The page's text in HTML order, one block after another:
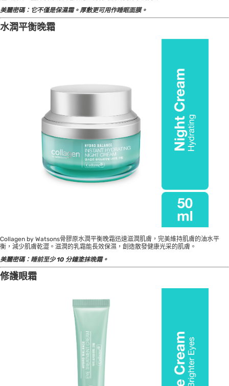
美麗密碼：它不僅是保濕霜。厚敷更可用作睡眠面膜。
水潤平衡晚霜
Collagen by Watsons骨膠原水潤平衡晚霜迅速滋潤肌膚，完美維持肌膚的油水平
衡，減少肌膚乾澀。滋潤的乳霜能長效保濕，創造散發健康光采的肌膚。
美麗密碼： 睡前至少 10 分鐘塗抹晚霜。
修護眼霜